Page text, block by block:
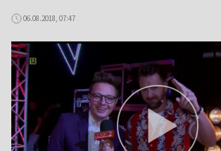
06.08.2018, 07:47